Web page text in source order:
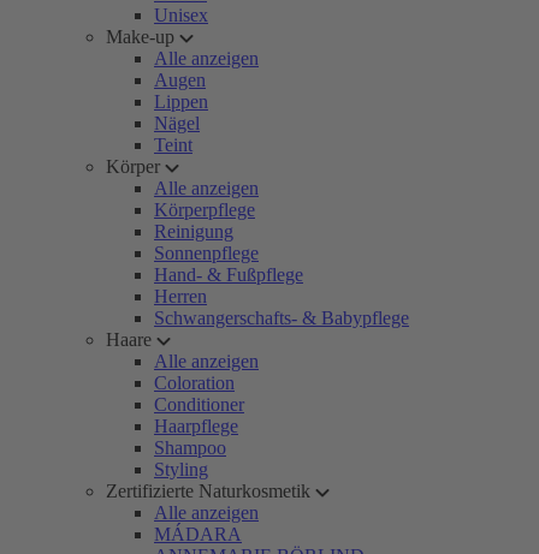
Unisex
Make-up
Alle anzeigen
Augen
Lippen
Nägel
Teint
Körper
Alle anzeigen
Körperpflege
Reinigung
Sonnenpflege
Hand- & Fußpflege
Herren
Schwangerschafts- & Babypflege
Haare
Alle anzeigen
Coloration
Conditioner
Haarpflege
Shampoo
Styling
Zertifizierte Naturkosmetik
Alle anzeigen
MÁDARA